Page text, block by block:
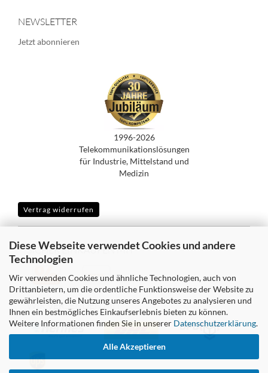
Diese Webseite verwendet Cookies und andere
Technologien
Wir verwenden Cookies und ähnliche Technologien, auch von
Drittanbietern, um die ordentliche Funktionsweise der Website zu
gewährleisten, die Nutzung unseres Angebotes zu analysieren und
Ihnen ein bestmögliches Einkaufserlebnis bieten zu können.
Weitere Informationen finden Sie in unserer Datenschutzerklärung.
Alle Akzeptieren
NEWSLETTER
Jetzt abonnieren
1996-2026
Telekommunikationslösungen
für Industrie, Mittelstand und
Medizin
Vertrag widerrufen
SICHER EINKAUFEN MIT
WIR VERSENDEN MIT